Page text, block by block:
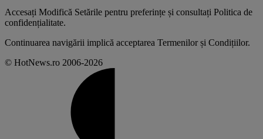
Accesați Modifică Setările pentru preferințe și consultați Politica de
confidențialitate.
Continuarea navigării implică acceptarea Termenilor și Condițiilor.
© HotNews.ro 2006-2026